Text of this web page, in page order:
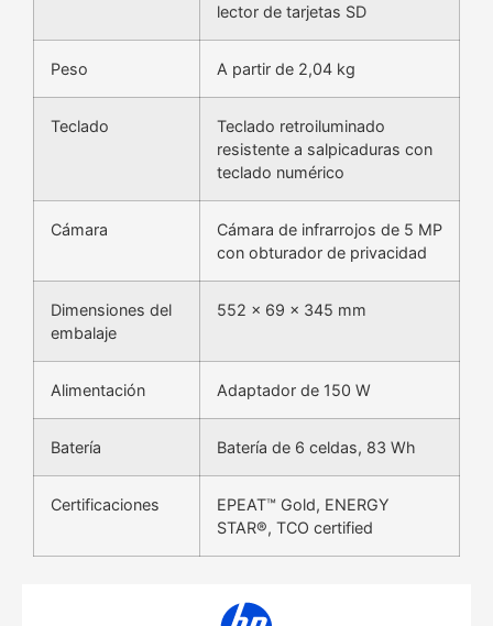
lector de tarjetas SD
Peso A partir de 2,04 kg
Teclado
Teclado retroiluminado
resistente a salpicaduras con
teclado numérico
Cámara
Cámara de infrarrojos de 5 MP
con obturador de privacidad
Dimensiones del
embalaje
552 x 69 x 345 mm
Alimentación Adaptador de 150 W
Batería Batería de 6 celdas, 83 Wh
Certificaciones
EPEAT™ Gold, ENERGY
STAR®, TCO certified